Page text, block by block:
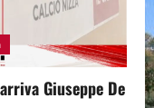
Giuseppe De